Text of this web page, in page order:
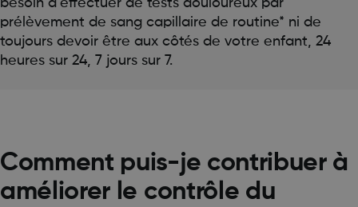
prélèvement de sang capillaire de routine* ni de
toujours devoir être aux côtés de votre enfant, 24
heures sur 24, 7 jours sur 7.
Comment puis-je contribuer à
améliorer le contrôle du